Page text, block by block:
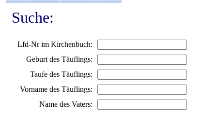
Suche:
Lfd-Nr im Kirchenbuch:
Geburt des Täuflings:
Taufe des Täuflings:
Vorname des Täuflings:
Name des Vaters: